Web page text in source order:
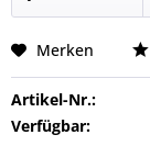
Merken
Artikel-Nr.:
Verfügbar: